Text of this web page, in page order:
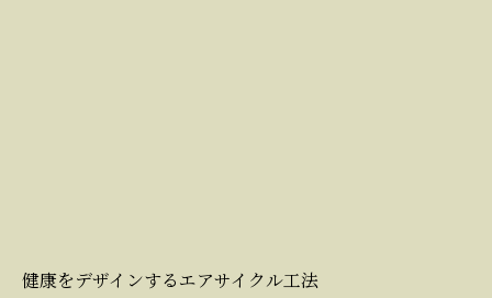
健康をデザインするエアサイクル工法